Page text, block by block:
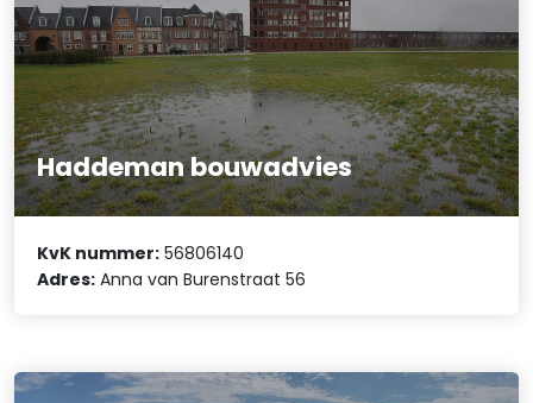
Haddeman bouwadvies
KvK nummer: 56806140
Adres: Anna van Burenstraat 56